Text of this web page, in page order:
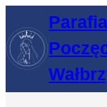
treści